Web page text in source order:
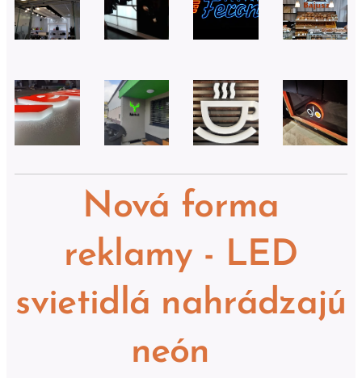
Nová forma
reklamy - LED
svietidlá nahrádzajú
neón